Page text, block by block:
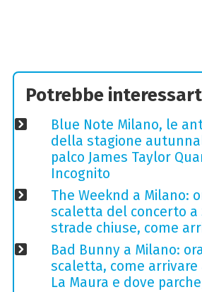
Potrebbe
Blue Note Milano, le
della stagione
palco James Taylor
Incognito
The Weeknd a Milano:
scaletta del concerto a
strade chiuse, come
Bad Bunny a Milano:
scaletta, come
La Maura e dove